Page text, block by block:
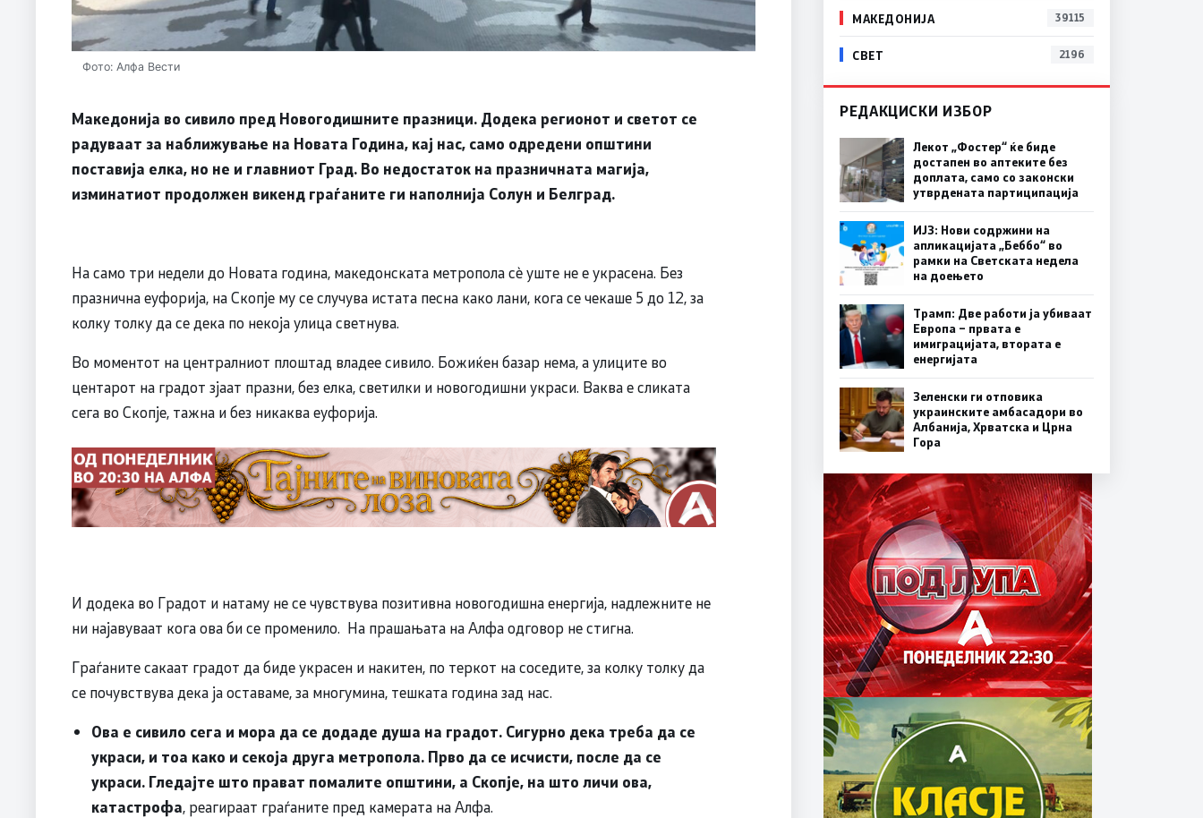
Фото: Алфа Вести
Македонија во сивило пред Новогодишните празници. Додека регионот и светот се
радуваат за наближување на Новата Година, кај нас, само одредени општини
поставија елка, но не и главниот Град. Во недостаток на празничната магија,
изминатиот продолжен викенд граѓаните ги наполнија Солун и Белград.
На само три недели до Новата година, македонската метропола сè уште не е украсена. Без
празнична еуфорија, на Скопје му се случува истата песна како лани, кога се чекаше 5 до 12, за
колку толку да се дека по некоја улица светнува.
Во моментот на централниот плоштад владее сивило. Божиќен базар нема, а улиците во
центарот на градот зјаат празни, без елка, светилки и новогодишни украси. Ваква е сликата
сега во Скопје, тажна и без никаква еуфорија.
И додека во Градот и натаму не се чувствува позитивна новогодишна енергија, надлежните не
ни најавуваат кога ова би се променило. На прашањата на Алфа одговор не стигна.
Граѓаните сакаат градот да биде украсен и накитен, по теркот на соседите, за колку толку да
се почувствува дека ја оставаме, за многумина, тешката година зад нас.
Ова е сивило сега и мора да се додаде душа на градот. Сигурно дека треба да се
украси, и тоа како и секоја друга метропола. Прво да се исчисти, после да се
украси. Гледајте што прават помалите општини, а Скопје, на што личи ова,
катастрофа, реагираат граѓаните пред камерата на Алфа.
МАКЕДОНИЈА 39115
СВЕТ 2196
РЕДАКЦИСКИ ИЗБОР
Лекот „Фостер“ ќе биде
достапен во аптеките без
доплата, само со законски
утврдената партиципација
ИЈЗ: Нови содржини на
апликацијата „Беббо“ во
рамки на Светската недела
на доењето
Трамп: Две работи ја убиваат
Европа – првата е
имиграцијата, втората е
енергијата
Зеленски ги отповика
украинските амбасадори во
Албанија, Хрватска и Црна
Гора